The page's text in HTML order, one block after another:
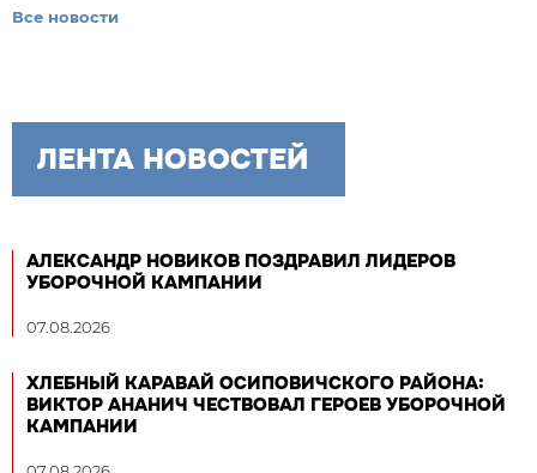
Все новости
ЛЕНТА НОВОСТЕЙ
АЛЕКСАНДР НОВИКОВ ПОЗДРАВИЛ ЛИДЕРОВ
УБОРОЧНОЙ КАМПАНИИ
07.08.2026
ХЛЕБНЫЙ КАРАВАЙ ОСИПОВИЧСКОГО РАЙОНА:
ВИКТОР АНАНИЧ ЧЕСТВОВАЛ ГЕРОЕВ УБОРОЧНОЙ
КАМПАНИИ